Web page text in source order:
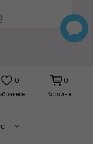
0 0
Корзина